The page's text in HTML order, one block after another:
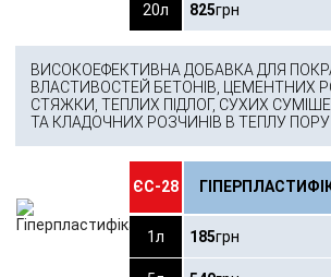
20л 825грн
ВИСОКОЕФЕКТИВНА ДОБАВКА ДЛЯ
ВЛАСТИВОСТЕЙ БЕТОНІВ, ЦЕМЕНТНИХ
СТЯЖКИ, ТЕПЛИХ ПІДЛОГ, СУХИХ
ТА КЛАДОЧНИХ РОЗЧИНІВ В ТЕПЛУ
ЄС-28
1л 185грн